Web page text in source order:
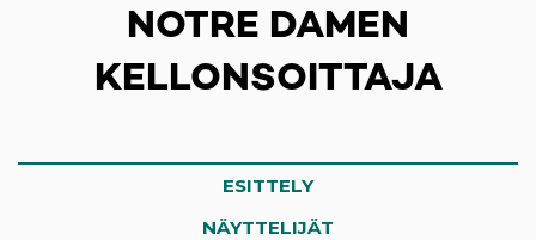
NOTRE DAMEN
KELLONSOITTAJA
ESITTELY
NÄYTTELIJÄT